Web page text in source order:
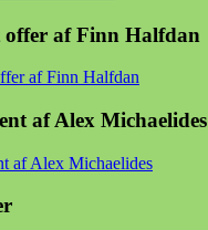
af Finn Halfdan
af Alex Michaelides